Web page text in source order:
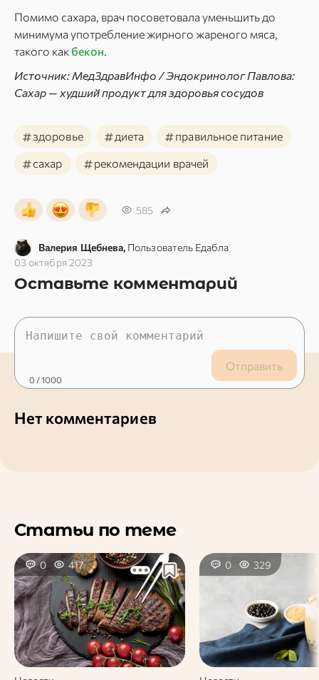
Помимо сахара, врач посоветовала уменьшить до
минимума употребление жирного жареного мяса,
такого какбекон.
Источник: МедЗдравИнфо / Эндокринолог Павлова:
Сахар — худший продукт для здоровья сосудов
#здоровье #диета #правильное питание
#сахар #рекомендации врачей
585
Валерия Щебнева, Пользователь Едабла
03 октября 2023
Оставьте комментарий
Отправить
0 / 1000
Нет комментариев
Статьи по теме
0 417 0 329